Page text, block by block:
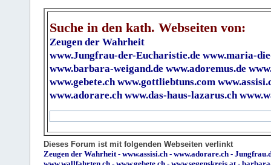
Suche in den kath. Webseiten von:
Zeugen der Wahrheit
www.Jungfrau-der-Eucharistie.de www.maria-
www.barbara-weigand.de www.adoremus.de
www.gebete.ch www.gottliebtuns.com
www.adorare.ch www.das-haus-lazarus.ch
Dieses Forum ist mit folgenden Webseiten verlinkt
Zeugen der Wahrheit - www.assisi.ch - www.adorare.ch -